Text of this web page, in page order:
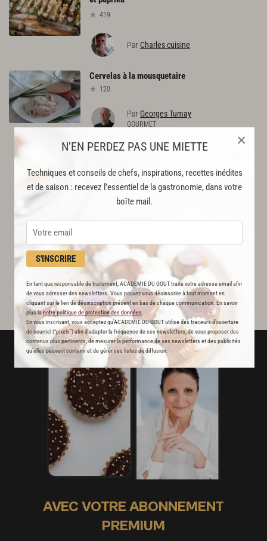
N’EN PERDEZ PAS UNE MIETTE
Techniques et conseils de chefs, inspirations, recettes inédites
et de saison : recevez l’essentiel de la gastronomie, dans votre
boîte mail.
S'INSCRIRE
En tant que responsable de traitement, ACADEMIE DU GOUT traite votre adresse email afin
de vous adresser des newsletters. Vous pouvez vous désinscrire à tout moment en
cliquant sur le lien de désinscription présent en bas de chaque communication. En savoir
plus lanotre politique de protection des données
En vous inscrivant, vous acceptez qu'ACADEMIE DU GOUT utilise des traceurs d’ouverture
de courriel (“pixels”) afin d’adapter la fréquence de ses newsletters, de vous proposer des
contenus plus pertinents, de mesurer la performance de ses newsletters et des publicités
qu’elles peuvent contenir et de gérer ses listes de diffusion.
×
419
Par Charles cuisine
Cervelasà lamousquetaire
120
ParGeorges Tumay
GOURMET
AVEC VOTRE ABONNEMENT
PREMIUM